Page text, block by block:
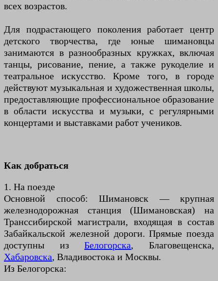
всех возрастов.
Для подрастающего поколения работает центр
детского творчества, где юные шимановцы
занимаются в разнообразных кружках, включая
танцы, рисование, пение, а также рукоделие и
театральное искусство. Кроме того, в городе
действуют музыкальная и художественная школы,
предоставляющие профессиональное образование
в области искусства и музыки, с регулярными
концертами и выставками работ учеников.
Как добраться
1. На поезде
Основной способ: Шимановск — крупная
железнодорожная станция (Шимановская) на
Транссибирской магистрали, входящая в состав
Забайкальской железной дороги. Прямые поезда
доступны изБелогорска, Благовещенска,
Хабаровска, Владивостока и Москвы.
Из Белогорска: